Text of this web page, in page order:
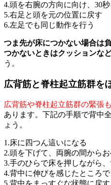
4.頭を右腕の方向に向け、30
5.右足と頭を元の位置に戻す
6.左足でも同じ動作を行う
つま先が床につかない場合は
つかないときはクッションな
う。
広背筋と脊柱起立筋群を
広背筋や脊柱起立筋群の緊張
あります。下記の手順で背中
ょう。
1.床に四つん這いになる
2.頭を下げて、両腕の間からお
3.手のひらで床を押しながら
4.背中に伸びを感じたところ
5.背中をまっすぐな状態に戻す